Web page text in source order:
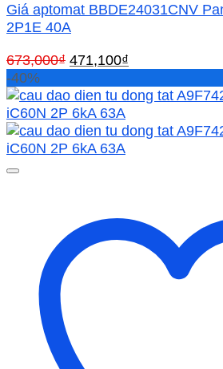
Giá aptomat BBDE24031CNV
2P1E 40A
673,000₫ Giá
là:
673,000₫.
471,100₫
tại
471,100₫.
-40%